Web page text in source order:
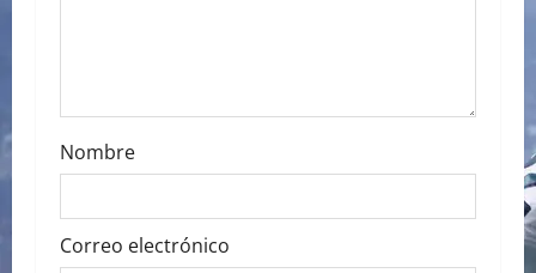
n
Nombre
Correo electrónico